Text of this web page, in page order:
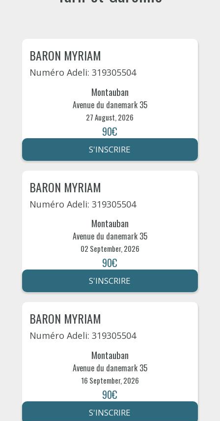
BARON MYRIAM
Numéro Adeli: 319305504
Montauban
Avenue du danemark 35
27 August, 2026
90€
S'INSCRIRE
BARON MYRIAM
Numéro Adeli: 319305504
Montauban
Avenue du danemark 35
02 September, 2026
90€
S'INSCRIRE
BARON MYRIAM
Numéro Adeli: 319305504
Montauban
Avenue du danemark 35
16 September, 2026
90€
S'INSCRIRE